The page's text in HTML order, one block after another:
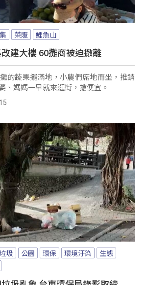
菜販 鯉魚山
建大樓 60攤商被迫撤離
的蔬果擺滿地，小農們席地而坐，推銷
、媽媽一早就來逛街，搶便宜。
圾 公園 環保 環境汙染
生態